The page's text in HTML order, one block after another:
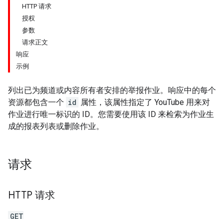
HTTP 请求
授权
参数
请求正文
响应
示例
列出已为频道或内容所有者安排的举报作业。响应中的每个
资源都包含一个 id 属性，该属性指定了 YouTube 用来对
作业进行唯一标识的 ID。您需要使用该 ID 来检索为作业生
成的报表列表或删除作业。
请求
HTTP 请求
GET